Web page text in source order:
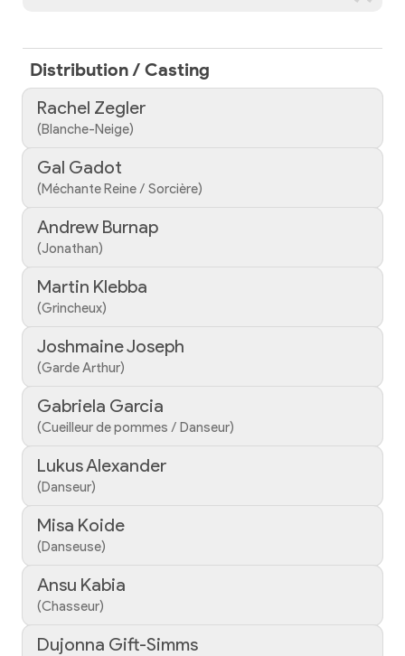
Distribution / Casting
Rachel Zegler
(Blanche-Neige)
Gal Gadot
(Méchante Reine / Sorcière)
Andrew Burnap
(Jonathan)
Martin Klebba
(Grincheux)
Joshmaine Joseph
(Garde Arthur)
Gabriela Garcia
(Cueilleur de pommes / Danseur)
Lukus Alexander
(Danseur)
Misa Koide
(Danseuse)
Ansu Kabia
(Chasseur)
Dujonna Gift-Simms